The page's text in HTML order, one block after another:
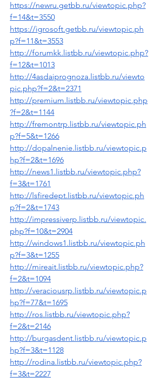
https://newru.getbb.ru/viewtopic.php?
f=14&t=3550
https://igrosoft.getbb.ru/viewtopic.ph
p?f=11&t=3553
http://forumkk.listbb.ru/viewtopic.php?
f=12&t=1013
http://4asdaiprognoza.listbb.ru/viewto
pic.php?f=2&t=2371
http://premium.listbb.ru/viewtopic.php
?f=2&t=1144
http://fremontrp.listbb.ru/viewtopic.ph
p?f=5&t=1266
http://dopalnenie.listbb.ru/viewtopic.p
hp?f=2&t=1696
http://news1.listbb.ru/viewtopic.php?
f=3&t=1761
http://lsfiredept.listbb.ru/viewtopic.ph
p?f=2&t=1743
http://impressiverp.listbb.ru/viewtopic.
php?f=10&t=2904
http://windows1.listbb.ru/viewtopic.ph
p?f=3&t=1255
http://mireait.listbb.ru/viewtopic.php?
f=2&t=1094
http://veraciousrp.listbb.ru/viewtopic.p
hp?f=77&t=1695
http://ros.listbb.ru/viewtopic.php?
f=2&t=2146
http://burgasdent.listbb.ru/viewtopic.p
hp?f=3&t=1128
http://rodina.listbb.ru/viewtopic.php?
f=3&t=2227